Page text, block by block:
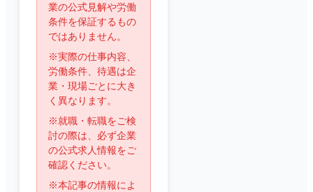
業の公式見解や労働
条件を保証するもの
ではありません。
※実際の仕事内容、
労働条件、待遇は企
業・現場ごとに大き
く異なります。
※就職・転職をご検
討の際は、必ず企業
の公式求人情報をご
確認ください。
※本記事の情報によ